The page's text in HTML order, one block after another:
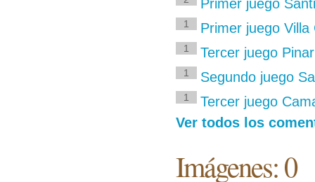
Primer juego
1 Primer juego
1 Tercer juego
1 Segundo juego
1
Tercer juego
Ver todos los
Imágenes: 0